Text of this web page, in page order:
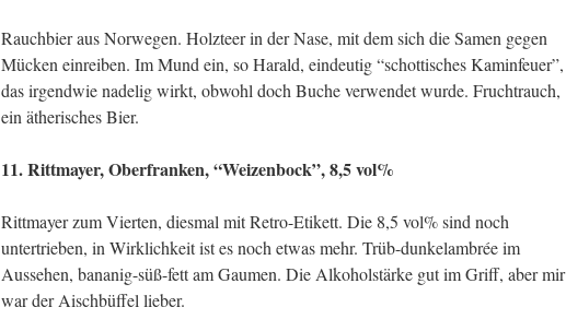
Rauchbier aus Norwegen. Holzteer in der Nase, mit dem sich die Samen gegen
Mücken einreiben. Im Mund ein, so Harald, eindeutig “schottisches Kaminfeuer”,
das irgendwie nadelig wirkt, obwohl doch Buche verwendet wurde. Fruchtrauch,
ein ätherisches Bier.
11. Rittmayer, Oberfranken, “Weizenbock”, 8,5 vol%
Rittmayer zum Vierten, diesmal mit Retro-Etikett. Die 8,5 vol% sind noch
untertrieben, in Wirklichkeit ist es noch etwas mehr. Trüb-dunkelambrée im
Aussehen, bananig-süß-fett am Gaumen. Die Alkoholstärke gut im Griff, aber mir
war der Aischbüffel lieber.